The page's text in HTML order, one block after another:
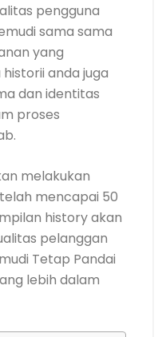
pengguna
sama sama
yang
anda juga
dan identitas
proses
melakukan
mencapai 50
history akan
pelanggan
Tetap Pandai
lebih dalam